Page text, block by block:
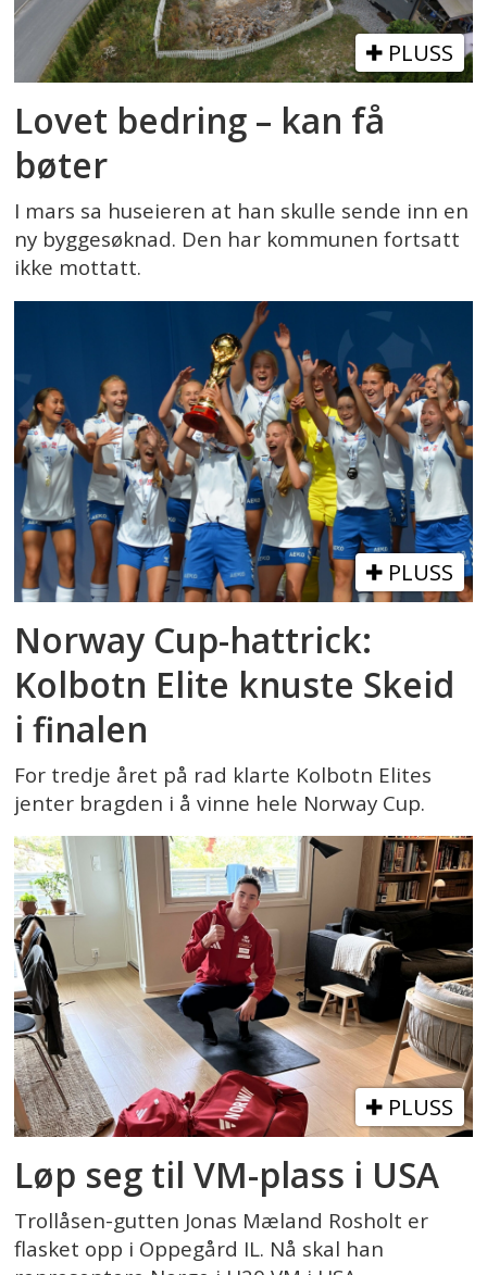
PLUSS
Lovet bedring – kan få
bøter
I mars sa huseieren at han skulle sende inn en
ny byggesøknad. Den har kommunen fortsatt
ikke mottatt.
PLUSS
Norway Cup-hattrick:
Kolbotn Elite knuste Skeid
i finalen
For tredje året på rad klarte Kolbotn Elites
jenter bragden i å vinne hele Norway Cup.
PLUSS
Løp seg til VM-plass i USA
Trollåsen-gutten Jonas Mæland Rosholt er
flasket opp i Oppegård IL. Nå skal han